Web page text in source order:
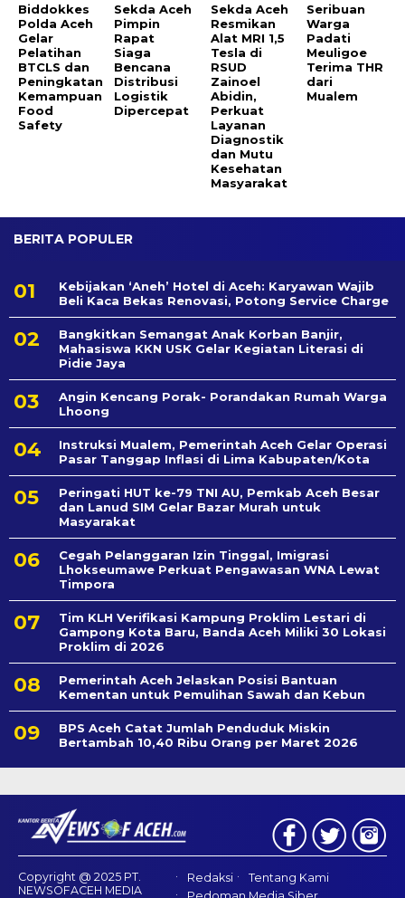
Biddokkes
Polda Aceh
Gelar
Pelatihan
BTCLS dan
Peningkatan
Kemampuan
Food
Safety
Sekda Aceh
Pimpin
Rapat
Siaga
Bencana
Distribusi
Logistik
Dipercepat
Sekda Aceh
Resmikan
Alat MRI 1,5
Tesla di
RSUD
Zainoel
Abidin,
Perkuat
Layanan
Diagnostik
dan Mutu
Kesehatan
Masyarakat
Seribuan
Warga
Padati
Meuligoe
Terima THR
dari
Mualem
BERITA POPULER
Kebijakan ‘Aneh’ Hotel di Aceh: Karyawan Wajib
Beli Kaca Bekas Renovasi, Potong Service Charge
Bangkitkan Semangat Anak Korban Banjir,
Mahasiswa KKN USK Gelar Kegiatan Literasi di
Pidie Jaya
Angin Kencang Porak- Porandakan Rumah Warga
Lhoong
Instruksi Mualem, Pemerintah Aceh Gelar Operasi
Pasar Tanggap Inflasi di Lima Kabupaten/Kota
Peringati HUT ke-79 TNI AU, Pemkab Aceh Besar
dan Lanud SIM Gelar Bazar Murah untuk
Masyarakat
Cegah Pelanggaran Izin Tinggal, Imigrasi
Lhokseumawe Perkuat Pengawasan WNA Lewat
Timpora
Tim KLH Verifikasi Kampung Proklim Lestari di
Gampong Kota Baru, Banda Aceh Miliki 30 Lokasi
Proklim di 2026
Pemerintah Aceh Jelaskan Posisi Bantuan
Kementan untuk Pemulihan Sawah dan Kebun
BPS Aceh Catat Jumlah Penduduk Miskin
Bertambah 10,40 Ribu Orang per Maret 2026
Copyright @ 2025 PT.
NEWSOFACEH MEDIA
Redaksi
Tentang Kami